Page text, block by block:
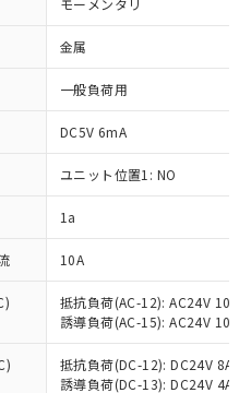
モーメンタリ
金属
一般負荷用
DC5V 6mA
ユニット位置1: NO
1a
10A
抵抗負荷(AC-12): AC24V 10A/
誘導負荷(AC-15): AC24V
抵抗負荷(DC-12): DC24V 8A/
誘導負荷(DC-13): DC24V 4A/
指令（10物質）の
が提供可能な商品で
令（10物質）の非含
り替える予定のある